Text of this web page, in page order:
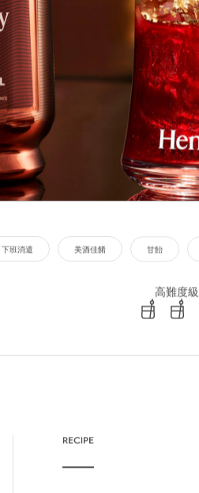
下班消遣 美酒佳餚 甘飴
高難度級
RECIPE